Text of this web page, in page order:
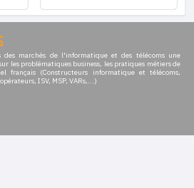
des marchés de l'informatique et des télécoms une
les problématiques business, les pratiques métiers de
français (Constructeurs informatique et télécoms,
ISV, MSP, VARs,...)